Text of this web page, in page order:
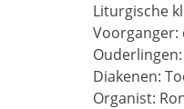
Liturgische
Voorganger:
Ouderlingen:
Diakenen:
Organist: